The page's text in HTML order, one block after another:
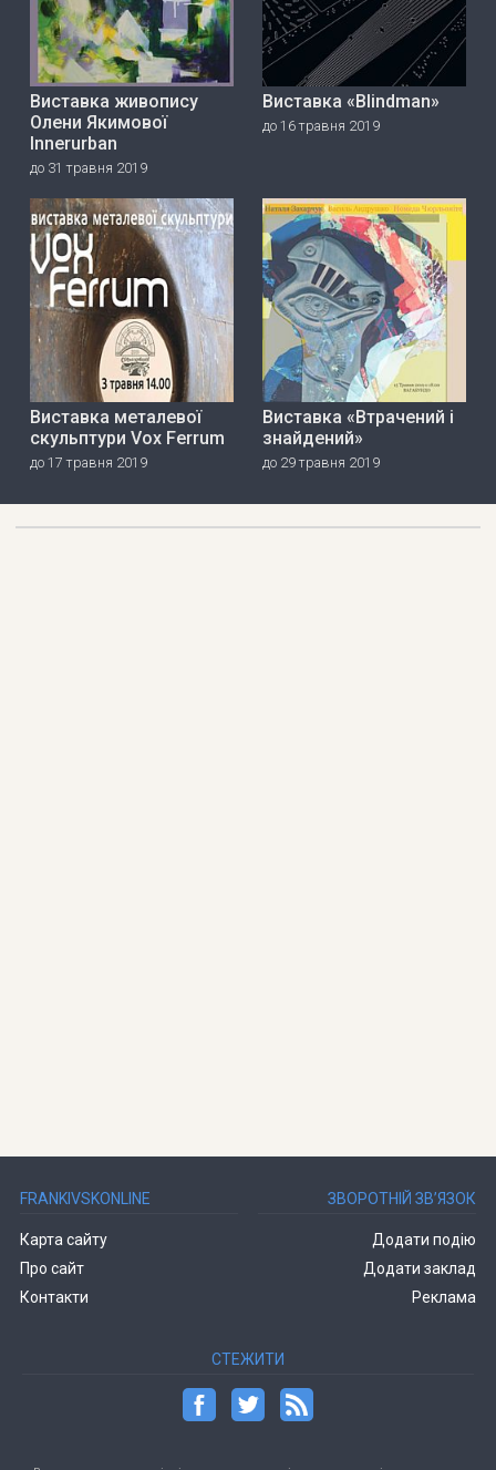
Виставка живопису
Олени Якимової
Innerurban
до 31 травня 2019
Виставка «Blindman»
до 16 травня 2019
Виставка металевої
скульптури Vox Ferrum
до 17 травня 2019
Виставка «Втрачений і
знайдений»
до 29 травня 2019
FRANKIVSKONLINE
Карта сайту
Про сайт
Контакти
ЗВОРОТНІЙ ЗВ’ЯЗОК
Додати подію
Додати заклад
Реклама
СТЕЖИТИ